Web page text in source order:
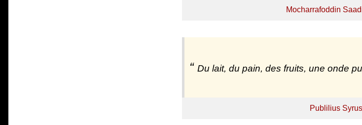
Mocharrafoddin
Du lait, du pain, des fruits, une onde
Publilius Syrus